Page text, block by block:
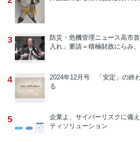
3 防災・危機管理ニュース高市
入れ」要請＝積極財政にらみ
4 2024年12月号 「安定」の終
る
5 企業よ、サイバーリスクに備え
ティソリューション